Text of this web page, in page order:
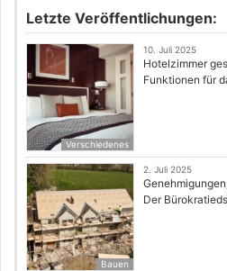
Letzte Veröffentlichungen:
Verschiedenes
10. Juli 2025
Hotelzimmer
Funktionen für
Bauen
2. Juli 2025
Der